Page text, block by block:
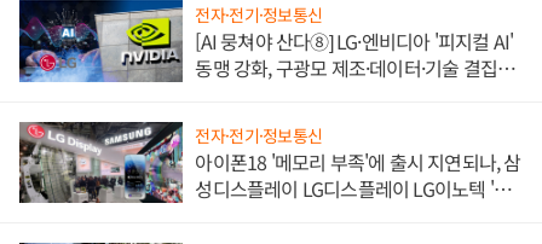
전자·전기·정보통신
[AI 뭉쳐야 산다⑧] LG·엔비디아 '피지컬 AI'
동맹 강화, 구광모 제조·데이터·기술 결집
전자·전기·정보통신
아이폰18 '메모리 부족'에 출시 지연되나, 삼
성디스플레이 LG디스플레이 LG이노텍 '탈